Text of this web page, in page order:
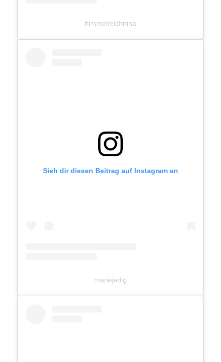
himmelreichnina
Sieh dir diesen Beitrag auf Instagram an
mariejedig